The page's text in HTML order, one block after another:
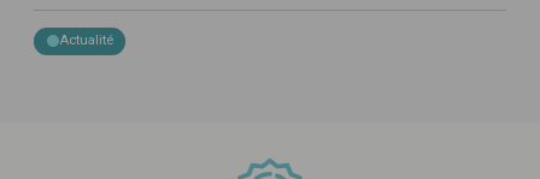
Actualité